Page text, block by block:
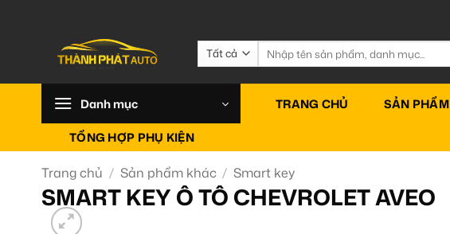
Tìm
kiếm:
Danh mục TRANG CHỦ SẢN PHẨM
TỔNG HỢP PHỤ KIỆN
Trang chủ / Sản phẩm khác / Smart key
SMART KEY Ô TÔ CHEVROLET AVEO